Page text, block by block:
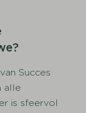
van Succes
alle
is sfeervol